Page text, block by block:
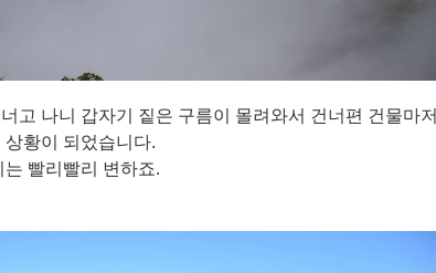
고 나니 갑자기 짙은 구름이 몰려와서 건너편 건물마저
상황이 되었습니다.
는 빨리빨리 변하죠.